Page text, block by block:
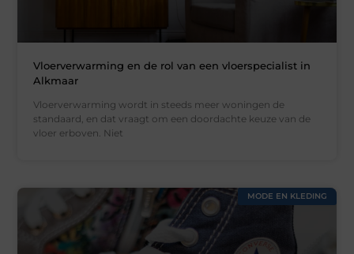
Vloerverwarming en de rol van een vloerspecialist in
Alkmaar
Vloerverwarming wordt in steeds meer woningen de
standaard, en dat vraagt om een doordachte keuze van de
vloer erboven. Niet
MODE EN KLEDING